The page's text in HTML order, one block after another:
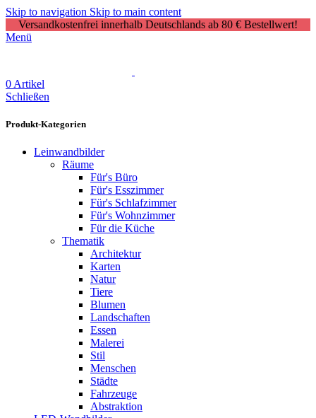
Skip to navigation Skip to main content
Versandkostenfrei innerhalb Deutschlands ab 80 € Bestellwert!
Menü
0 Artikel
Schließen
Produkt-Kategorien
Leinwandbilder
Räume
Für's Büro
Für's Esszimmer
Für's Schlafzimmer
Für's Wohnzimmer
Für die Küche
Thematik
Architektur
Karten
Natur
Tiere
Blumen
Landschaften
Essen
Malerei
Stil
Menschen
Städte
Fahrzeuge
Abstraktion